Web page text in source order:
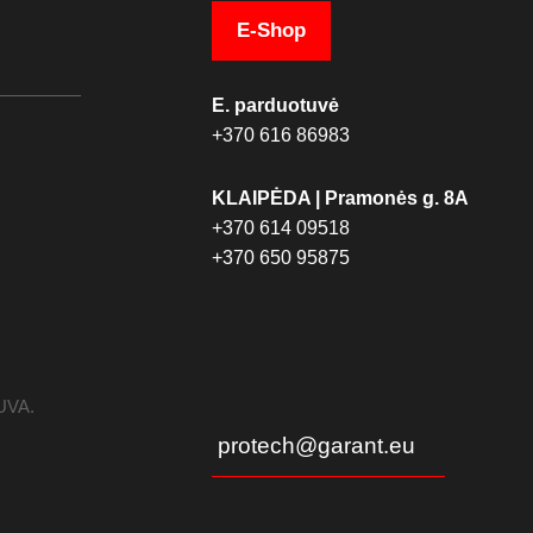
E-Shop
E. parduotuvė
+370 616 86983
KLAIPĖDA | Pramonės g. 8A
+370 614 09518
+370 650 95875
protech@garant.eu